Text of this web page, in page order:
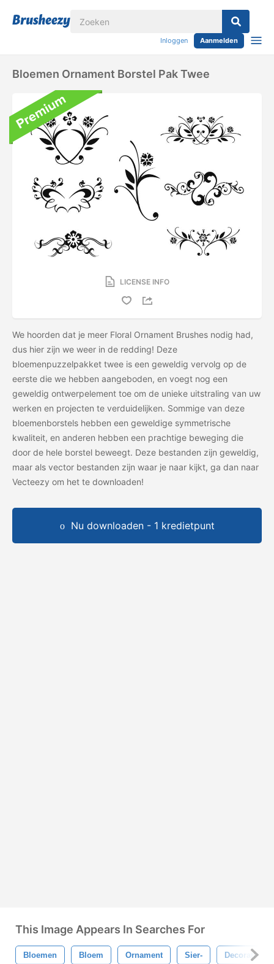
Inloggen Aanmelden
Bloemen Ornament Borstel Pak Twee
LICENSE INFO
We hoorden dat je meer Floral Ornament Brushes nodig had,
dus hier zijn we weer in de redding! Deze
bloemenpuzzelpakket twee is een geweldig vervolg op de
eerste die we hebben aangeboden, en voegt nog een
geweldig ontwerpelement toe om de unieke uitstraling van uw
werken en projecten te verduidelijken. Sommige van deze
bloemenborstels hebben een geweldige symmetrische
kwaliteit, en anderen hebben een prachtige beweging die
door de hele borstel beweegt. Deze bestanden zijn geweldig,
maar als vector bestanden zijn waar je naar kijkt, ga dan naar
Vecteezy om het te downloaden!
Nu downloaden - 1 kredietpunt
This Image Appears In Searches For
Bloemen Bloem Ornament Sier- Decoratie